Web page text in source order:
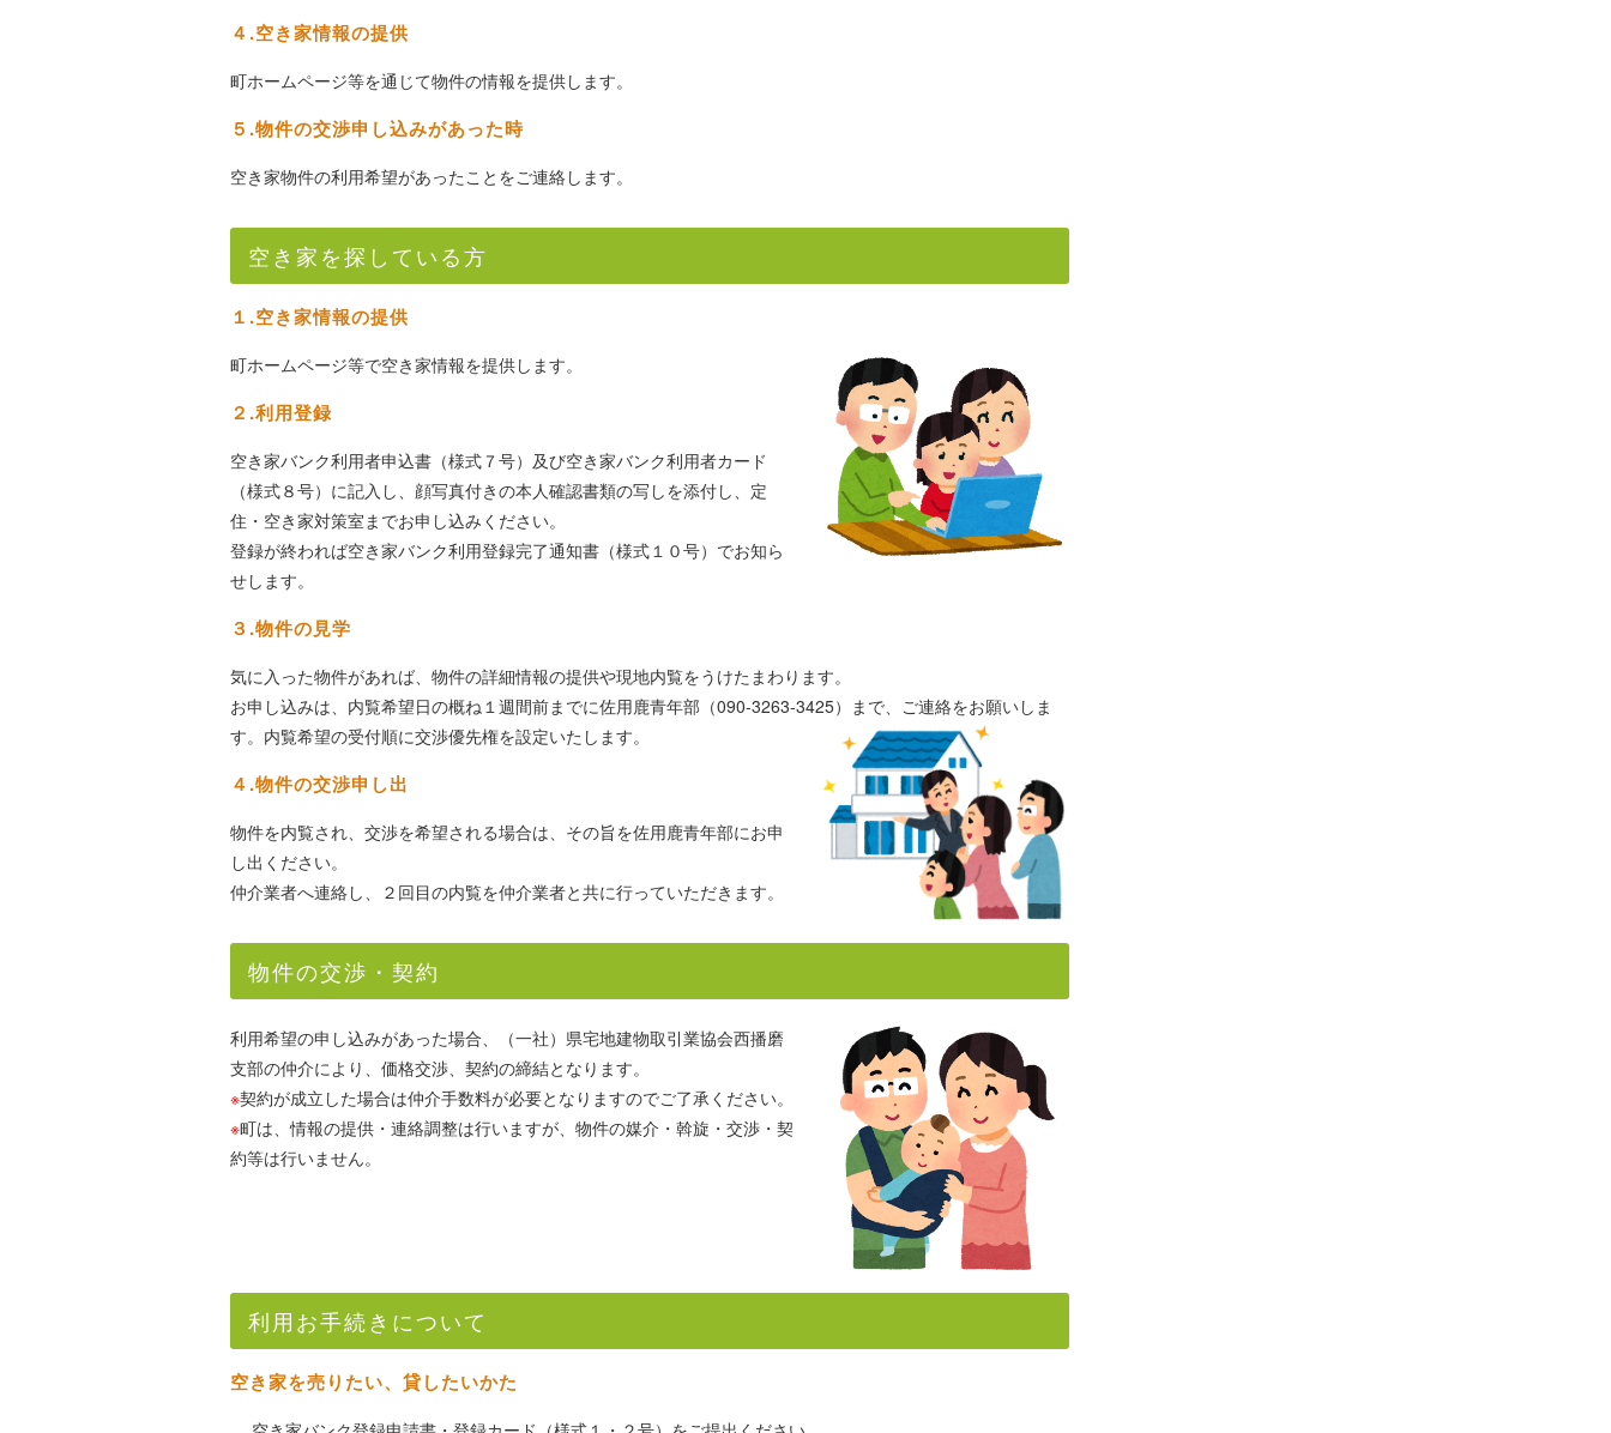
４.空き家情報の提供
町ホームページ等を通じて物件の情報を提供します。
５.物件の交渉申し込みがあった時
空き家物件の利用希望があったことをご連絡します。
空き家を探している方
１.空き家情報の提供
町ホームページ等で空き家情報を提供します。
２.利用登録
空き家バンク利用者申込書（様式７号）及び空き家バンク利用者カード
（様式８号）に記入し、顔写真付きの本人確認書類の写しを添付し、定
住・空き家対策室までお申し込みください。
登録が終われば空き家バンク利用登録完了通知書（様式１０号）でお知ら
せします。
３.物件の見学
気に入った物件があれば、物件の詳細情報の提供や現地内覧をうけたまわります。
お申し込みは、内覧希望日の概ね１週間前までに佐用鹿青年部（090-3263-3425）まで、ご連絡をお願いしま
す。内覧希望の受付順に交渉優先権を設定いたします。
４.物件の交渉申し出
物件を内覧され、交渉を希望される場合は、その旨を佐用鹿青年部にお申
し出ください。
仲介業者へ連絡し、２回目の内覧を仲介業者と共に行っていただきます。
物件の交渉・契約
利用希望の申し込みがあった場合、（一社）県宅地建物取引業協会西播磨
支部の仲介により、価格交渉、契約の締結となります。
※契約が成立した場合は仲介手数料が必要となりますのでご了承ください。
※町は、情報の提供・連絡調整は行いますが、物件の媒介・斡旋・交渉・契
約等は行いません。
利用お手続きについて
空き家を売りたい、貸したいかた